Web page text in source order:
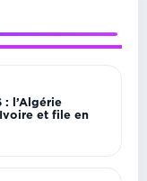
: l’Algérie
et file en